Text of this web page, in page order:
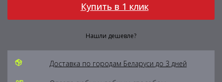
Купить в 1 клик
Нашли дешевле?
Доставка по городам Беларуси до 3 дней